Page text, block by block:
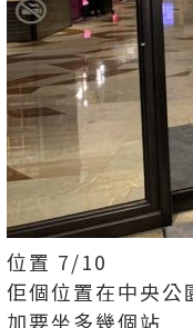
位置 7/10
佢個位置在中央
加要坐多幾個站